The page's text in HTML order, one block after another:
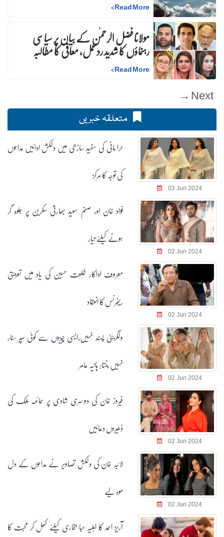
Read More
>
مولانا فضل الرحمٰن کے بیان پر سیاسی
رہنماؤں کا شدید ردعمل، معافی کا مطالبہ
Read More
>
Next →
متعلقہ خبریں
03 Jun 2024
حرا مانی کی سفید ساڑھی میں دلکش ادائیں مداحوں
کی توجہ کا مرکز
02 Jun 2024
فواد خان اور صنم سعید بھارتی سکرین پر جلوہ گر
ہونے کیلئے تیار
02 Jun 2024
معروف اداکار طلعت حسین کی یاد میں تعزیتی
ریفرنس کا انعقاد
02 Jun 2024
ولگریٹی پسند نہیں،ایسی چیزوں سے کوئی سپر سٹار
نہیں بنتا: ہانیہ عامر
02 Jun 2024
فیروز خان کی دوسری شادی پر حمائمہ ملک کی
ڈھیروں دعائیں
02 Jun 2024
لائبہ خان کی دلکش تصاویر نے مداحوں کے دل
موہ لیے
آریز احمد کا اہلیہ حبا بخاری کیلئے کھل کر محبت کا